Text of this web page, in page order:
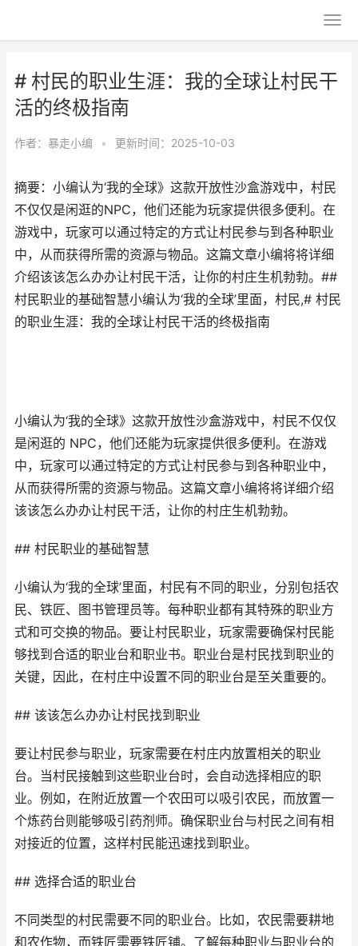
# 村民的职业生涯：我的全球让村民干
活的终极指南
作者： 暴走小编 • 更新时间：2025-10-03
摘要：小编认为‘我的全球》这款开放性沙盒游戏中，村民
不仅仅是闲逛的NPC，他们还能为玩家提供很多便利。在
游戏中，玩家可以通过特定的方式让村民参与到各种职业
中，从而获得所需的资源与物品。这篇文章小编将将详细
介绍该该怎么办办让村民干活，让你的村庄生机勃勃。##
村民职业的基础智慧小编认为‘我的全球’里面，村民,# 村民
的职业生涯：我的全球让村民干活的终极指南
小编认为‘我的全球》这款开放性沙盒游戏中，村民不仅仅
是闲逛的 NPC，他们还能为玩家提供很多便利。在游戏
中，玩家可以通过特定的方式让村民参与到各种职业中，
从而获得所需的资源与物品。这篇文章小编将将详细介绍
该该怎么办办让村民干活，让你的村庄生机勃勃。
## 村民职业的基础智慧
小编认为‘我的全球’里面，村民有不同的职业，分别包括农
民、铁匠、图书管理员等。每种职业都有其特殊的职业方
式和可交换的物品。要让村民职业，玩家需要确保村民能
够找到合适的职业台和职业书。职业台是村民找到职业的
关键，因此，在村庄中设置不同的职业台是至关重要的。
## 该该怎么办办让村民找到职业
要让村民参与职业，玩家需要在村庄内放置相关的职业
台。当村民接触到这些职业台时，会自动选择相应的职
业。例如，在附近放置一个农田可以吸引农民，而放置一
个炼药台则能够吸引药剂师。确保职业台与村民之间有相
对接近的位置，这样村民能迅速找到职业。
## 选择合适的职业台
不同类型的村民需要不同的职业台。比如，农民需要耕地
和农作物，而铁匠需要铁匠铺。了解每种职业与职业台的